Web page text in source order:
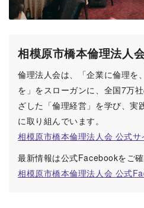
相模原市橋本倫理法人
倫理法人会は、「企業に倫理を
を」をスローガンに、全国7万
ざした「倫理経営」を学び、実
に取り組んでいます。
相模原市橋本倫理法人会 公式サ
最新情報は公式Facebookをご確
相模原市橋本倫理法人会 公式